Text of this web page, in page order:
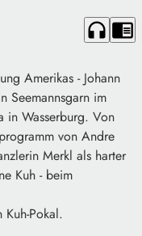
headphones chrome_reader_mode
Amerikas - Johann
Seemannsgarn im
in Wasserburg. Von
von Andre
Merkl als harter
Kuh - beim
Pokal.